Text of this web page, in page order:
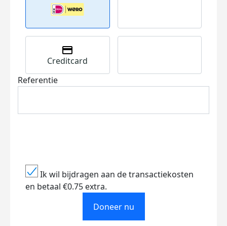
Creditcard
Referentie
Ik wil bijdragen aan de transactiekosten
en betaal €0.75 extra.
Doneer nu